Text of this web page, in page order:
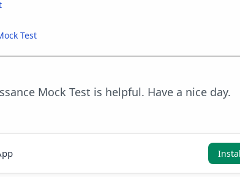
Test
Mock Test is helpful. Have a nice day.